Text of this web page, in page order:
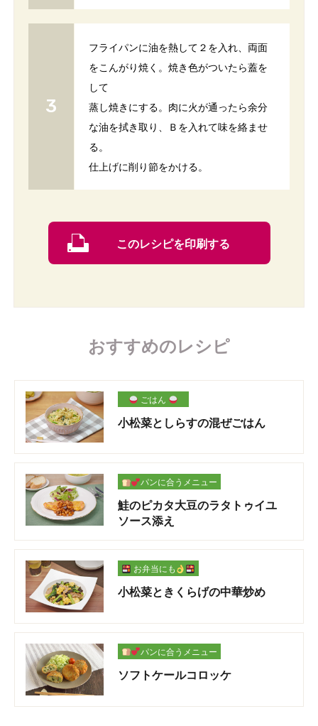
フライパンに油を熱して２を入れ、両面
をこんがり焼く。焼き色がついたら蓋を
して
蒸し焼きにする。肉に火が通ったら余分
な油を拭き取り、Ｂを入れて味を絡ませ
る。
仕上げに削り節をかける。
このレシピを印刷する
おすすめのレシピ
ごはん
小松菜としらすの混ぜごはん
パンに合うメニュー
鮭のピカタ大豆のラタトゥイユ
ソース添え
お弁当にも
小松菜ときくらげの中華炒め
パンに合うメニュー
ソフトケールコロッケ